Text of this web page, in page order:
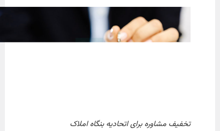
تخفیف مشاوره برای اتحادیه بنگاه املاک